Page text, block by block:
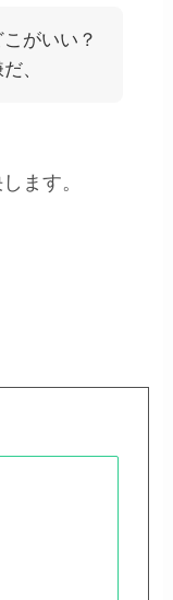
がいい？
、
ます。